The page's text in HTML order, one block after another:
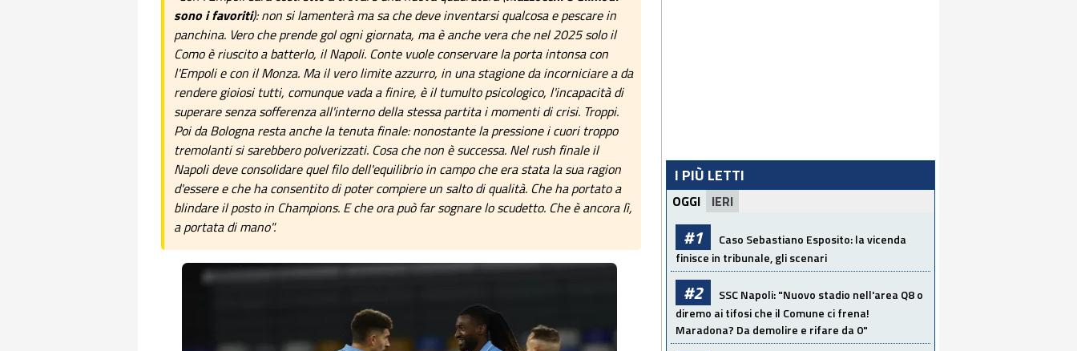
sono i favoriti): non si lamenterà ma sa che deve inventarsi qualcosa e pescare in
panchina. Vero che prende gol ogni giornata, ma è anche vera che nel 2025 solo il
Como è riuscito a batterlo, il Napoli. Conte vuole conservare la porta intonsa con
l'Empoli e con il Monza. Ma il vero limite azzurro, in una stagione da incorniciare a da
rendere gioiosi tutti, comunque vada a finire, è il tumulto psicologico, l'incapacità di
superare senza sofferenza all'interno della stessa partita i momenti di crisi. Troppi.
Poi da Bologna resta anche la tenuta finale: nonostante la pressione i cuori troppo
tremolanti si sarebbero polverizzati. Cosa che non è successa. Nel rush finale il
Napoli deve consolidare quel filo dell'equilibrio in campo che era stata la sua ragion
d'essere e che ha consentito di poter compiere un salto di qualità. Che ha portato a
blindare il posto in Champions. E che ora può far sognare lo scudetto. Che è ancora lì,
a portata di mano".
I PIÙ LETTI
OGGI IERI
#1
Caso Sebastiano Esposito: la vicenda
finisce in tribunale, gli scenari
#2
SSC Napoli: "Nuovo stadio nell'area Q8 o
diremo ai tifosi che il Comune ci frena!
Maradona? Da demolire e rifare da 0"